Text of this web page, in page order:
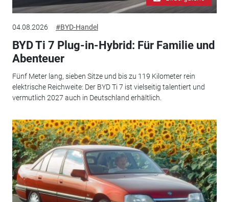
04.08.2026 #BYD-Handel
BYD Ti 7 Plug-in-Hybrid: Für Familie und
Abenteuer
Fünf Meter lang, sieben Sitze und bis zu 119 Kilometer rein
elektrische Reichweite: Der BYD Ti 7 ist vielseitig talentiert und
vermutlich 2027 auch in Deutschland erhältlich.